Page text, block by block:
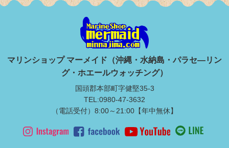
マリンショップ マーメイド（沖縄・水納島・パラセ―リン
グ・ホエールウォッチング）
国頭郡本部町字健堅35-3
TEL:0980-47-3632
（電話受付）8:00～21:00【年中無休】